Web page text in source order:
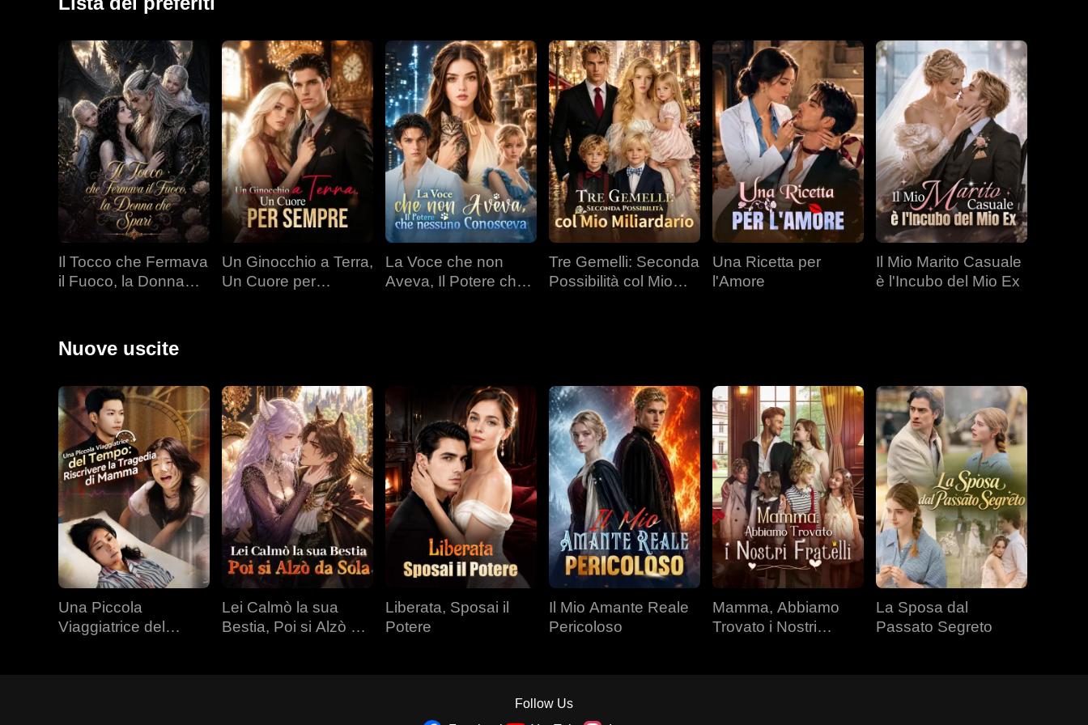
Il Tocco che Fermava
il Fuoco, la Donna
Un Ginocchio a Terra,
Un Cuore per
La Voce che non
Aveva, Il Potere che
Tre Gemelli: Seconda
Possibilità col Mio
Una Ricetta per
l'Amore
Il Mio Marito Casuale
è l'Incubo del Mio Ex
Nuove uscite
Una Piccola
Viaggiatrice del
Lei Calmò la sua
Bestia, Poi si Alzò da
Liberata, Sposai il
Potere
Il Mio Amante Reale
Pericoloso
Mamma, Abbiamo
Trovato i Nostri
La Sposa dal
Passato Segreto
Follow Us